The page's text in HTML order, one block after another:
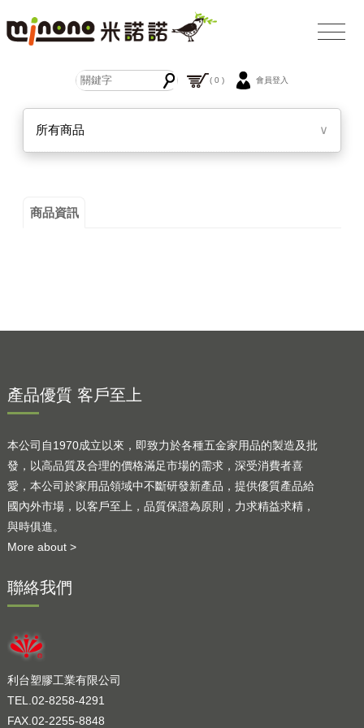
( 0 ) 會員登入
所有商品 ∨
商品資訊
產品優質 客戶至上
本公司自1970成立以來，即致力於各種五金家用品的製造及批
發，以高品質及合理的價格滿足市場的需求，深受消費者喜
愛，本公司於家用品領域中不斷研發新產品，提供優質產品給
國內外市場，以客戶至上，品質保證為原則，力求精益求精，
與時俱進。
More about >
聯絡我們
利台塑膠工業有限公司
TEL.02-8258-4291
FAX.02-2255-8848